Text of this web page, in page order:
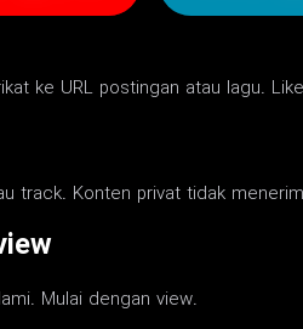
ke URL postingan atau lagu.
track. Konten privat tidak
Mulai dengan view.